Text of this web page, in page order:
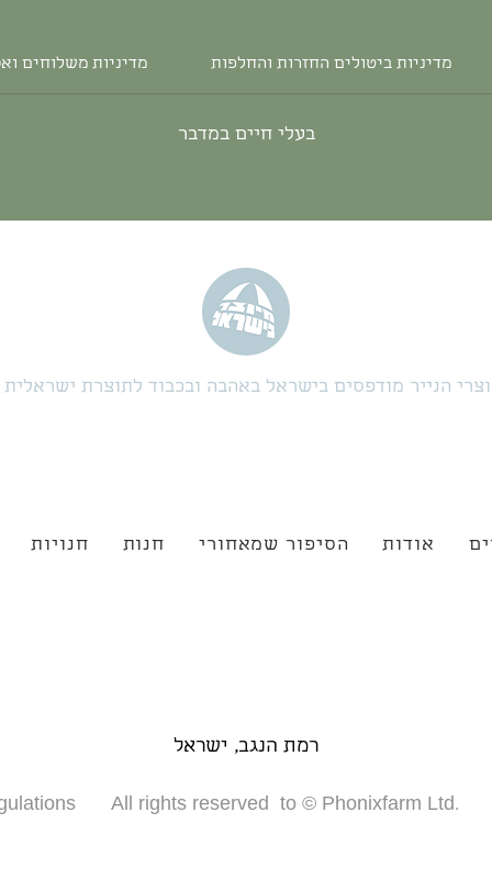
מדיניות משלוחים מדיניות ביטולים החזרות והחלפות
בעלי חיים במדבר
הנייר מודפסים בישראל באהבה ובכבוד לתוצרת ישראלית
חנויות חנות הסיפור שמאחורי אודות
רמת הנגב, ישראל
All rights reserved to © Phonixfarm Ltd.